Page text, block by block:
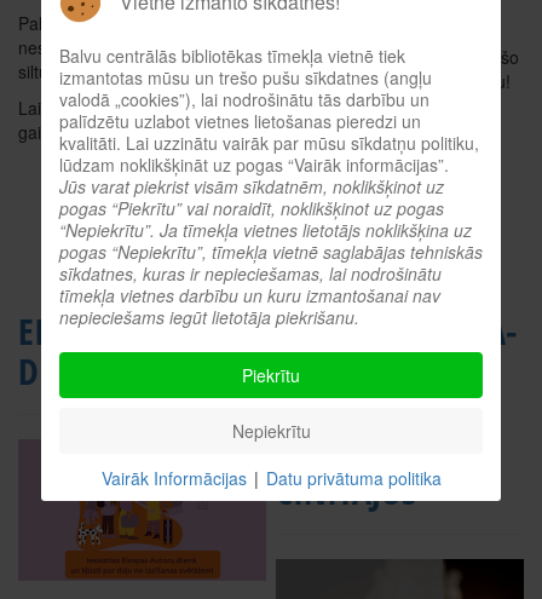
Paldies, Ilona, par jūsu
nesavtīgo darbu un sirds
siltumu!
Lai pietiek spēka, iedvesmas un
gaišuma arī turpmāk!
Paldies Angelikai par aizraujošo
un domas rosinošo stāstījumu!
Pasākums notika projekta
“Grāmatniecība, lasīšanas
paradumi un to kultivēšana
Ziemeļlatgalē” ietvaros, ko
atbalsta Latgales kultūras
programma 2025.
EIROPAS AUTORU
DIENA 2025
LĀČPLĒŠA DIENA-
GODINĀM
LATVIJAS
BRĪVĪBAS
CĪNĪTĀJUS
Balvu centrālās bibliotēkas tīmekļa vietnē tiek
izmantotas mūsu un trešo pušu sīkdatnes (angļu
valodā „cookies”), lai nodrošinātu tās darbību un
palīdzētu uzlabot vietnes lietošanas pieredzi un
kvalitāti. Lai uzzinātu vairāk par mūsu sīkdatņu politiku,
lūdzam noklikšķināt uz pogas “Vairāk informācijas”.
Jūs varat piekrist visām sīkdatnēm, noklikšķinot uz
pogas “Piekrītu” vai noraidīt, noklikšķinot uz pogas
“Nepiekrītu”. Ja tīmekļa vietnes lietotājs noklikšķina uz
pogas “Nepiekrītu”, tīmekļa vietnē saglabājas tehniskās
sīkdatnes, kuras ir nepieciešamas, lai nodrošinātu
tīmekļa vietnes darbību un kuru izmantošanai nav
nepieciešams iegūt lietotāja piekrišanu.
Piekrītu
Nepiekrītu
Vairāk Informācijas | Datu privātuma politika